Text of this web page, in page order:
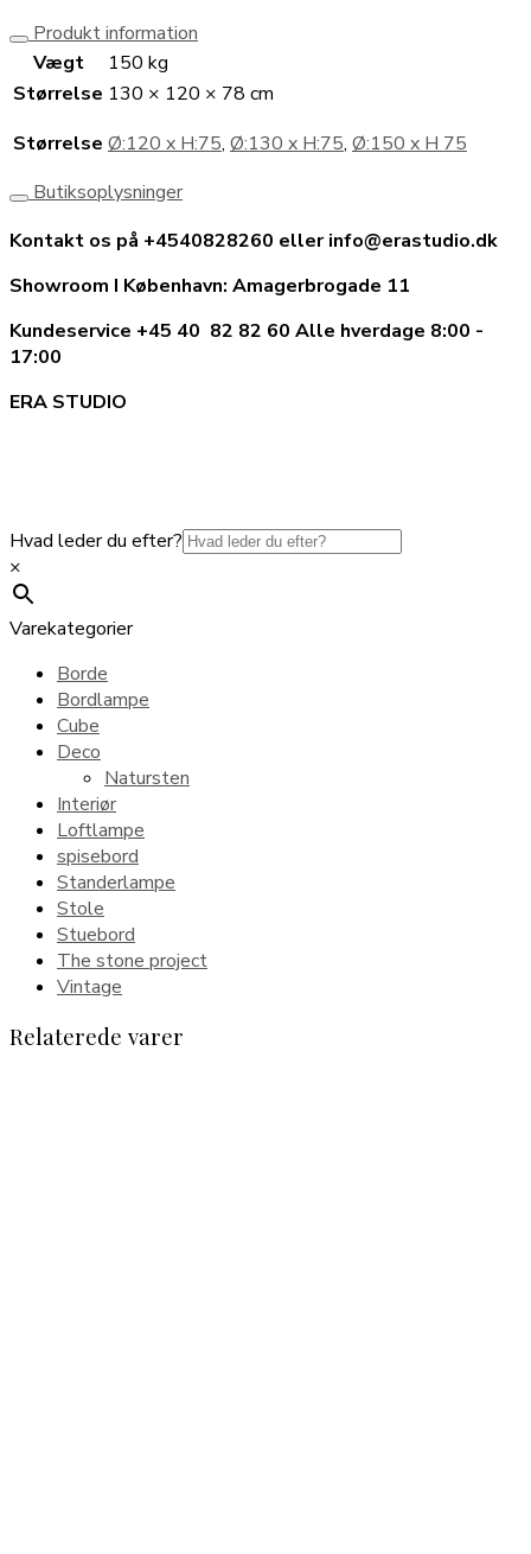
Produkt information
Vægt
150 kg
Størrelse 130 × 120 × 78 cm
Størrelse Ø:120 x H:75, Ø:130 x H:75, Ø:150 x H 75
Butiksoplysninger
Kontakt os på +4540828260 eller info@erastudio.dk
Showroom I København: Amagerbrogade 11
Kundeservice +45 40 82 82 60 Alle hverdage 8:00 -
17:00
ERA STUDIO
Hvad leder du efter?
×
Varekategorier
Borde
Bordlampe
Cube
Deco
Natursten
Interiør
Loftlampe
spisebord
Standerlampe
Stole
Stuebord
The stone project
Vintage
Relaterede varer